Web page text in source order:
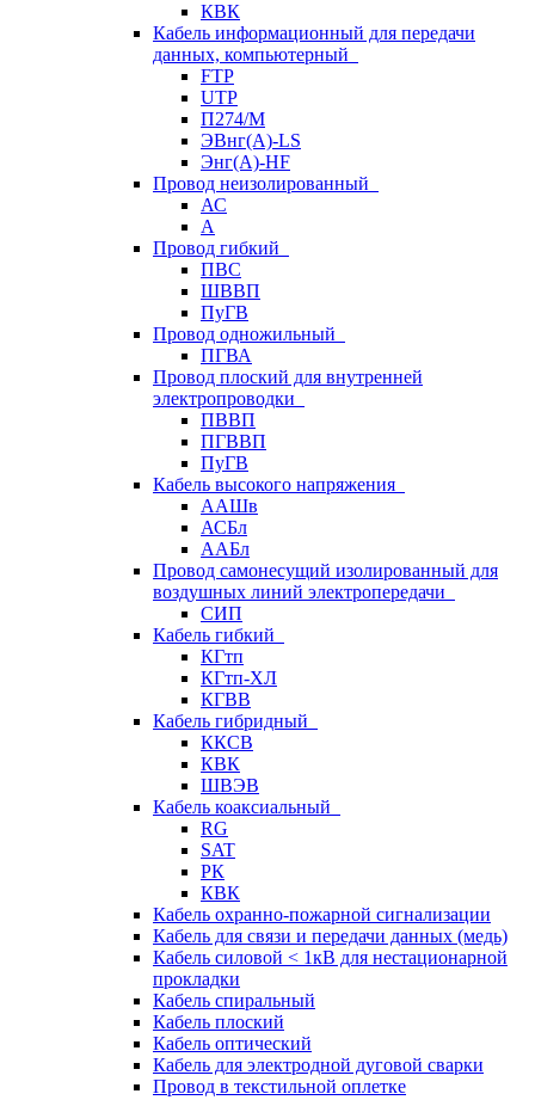
КВК
Кабель информационный для передачи
данных, компьютерный
FTP
UTP
П274/М
ЭВнг(А)-LS
Энг(А)-HF
Провод неизолированный
АС
А
Провод гибкий
ПВС
ШВВП
ПуГВ
Провод одножильный
ПГВА
Провод плоский для внутренней
электропроводки
ПВВП
ПГВВП
ПуГВ
Кабель высокого напряжения
ААШв
АСБл
ААБл
Провод самонесущий изолированный для
воздушных линий электропередачи
СИП
Кабель гибкий
КГтп
КГтп-ХЛ
КГВВ
Кабель гибридный
ККСВ
КВК
ШВЭВ
Кабель коаксиальный
RG
SAT
РК
КВК
Кабель охранно-пожарной сигнализации
Кабель для связи и передачи данных (медь)
Кабель силовой < 1кВ для нестационарной
прокладки
Кабель спиральный
Кабель плоский
Кабель оптический
Кабель для электродной дуговой сварки
Провод в текстильной оплетке